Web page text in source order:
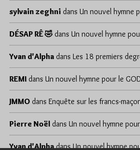
sylvain zeghni dans Un nouvel hymne
DÉSAP RÊ 🤣 dans Un nouvel hymne
Yvan d'Alpha dans Les 18 premiers
REMI dans Un nouvel hymne pour le
JMMO dans Enquête sur les francs-
Pierre Noël dans Un nouvel hymne
Yvan d'AlphadansUn nouvel hymne